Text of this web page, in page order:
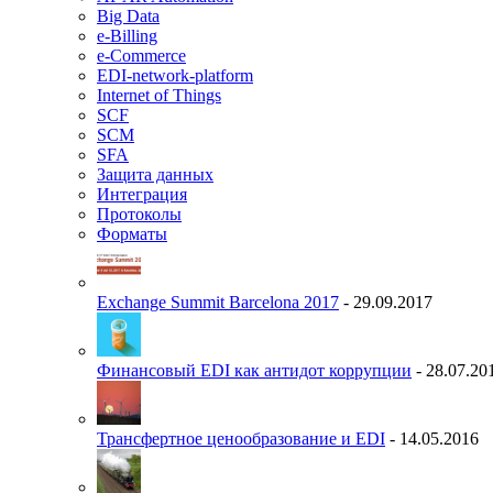
Big Data
e-Billing
e-Commerce
EDI-network-platform
Internet of Things
SCF
SCM
SFA
Защита данных
Интеграция
Протоколы
Форматы
Exchange Summit Barcelona 2017 - 29.09.2017
Финансовый EDI как антидот коррупции -
Трансфертное ценообразование и EDI - 14.05.2016